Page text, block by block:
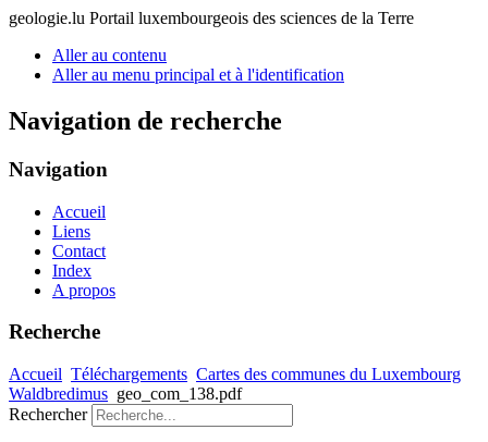
geologie.lu Portail luxembourgeois des sciences de la Terre
Aller au contenu
Aller au menu principal et à l'identification
Navigation de recherche
Navigation
Accueil
Liens
Contact
Index
A propos
Recherche
Accueil Téléchargements Cartes des communes du Luxembourg
Waldbredimus geo_com_138.pdf
Rechercher